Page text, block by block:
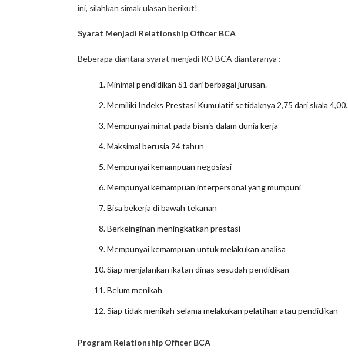
ini, silahkan simak ulasan berikut!
Syarat Menjadi Relationship Officer BCA
Beberapa diantara syarat menjadi RO BCA diantaranya :
Minimal pendidikan S1 dari berbagai jurusan.
Memiliki Indeks Prestasi Kumulatif setidaknya 2,75 dari skala 4,00.
Mempunyai minat pada bisnis dalam dunia kerja
Maksimal berusia 24 tahun
Mempunyai kemampuan negosiasi
Mempunyai kemampuan interpersonal yang mumpuni
Bisa bekerja di bawah tekanan
Berkeinginan meningkatkan prestasi
Mempunyai kemampuan untuk melakukan analisa
Siap menjalankan ikatan dinas sesudah pendidikan
Belum menikah
Siap tidak menikah selama melakukan pelatihan atau pendidikan
Program Relationship Officer BCA